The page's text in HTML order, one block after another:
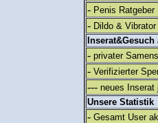
- Penis Ratgeber
- Dildo & Vibrator
- privater
- Verifizierter
--- neues Inserat
Unsere Statistik
- Gesamt User